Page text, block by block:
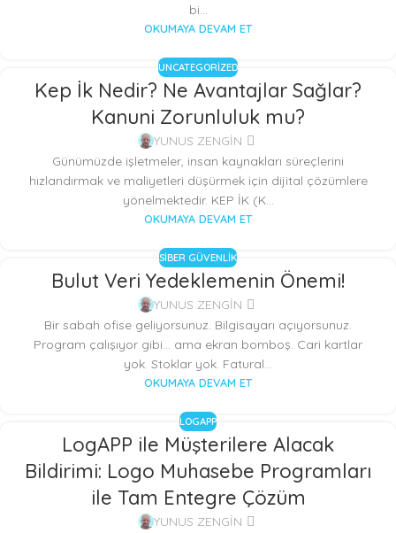
bi...
OKUMAYA DEVAM ET
UNCATEGORIZED
Kep İk Nedir? Ne Avantajlar Sağlar?
Kanuni Zorunluluk mu?
YUNUS ZENGİN
Günümüzde işletmeler, insan kaynakları süreçlerini
hızlandırmak ve maliyetleri düşürmek için dijital çözümlere
yönelmektedir. KEP İK (K...
OKUMAYA DEVAM ET
SIBER GÜVENLIK
Bulut Veri Yedeklemenin Önemi!
YUNUS ZENGİN
Bir sabah ofise geliyorsunuz. Bilgisayarı açıyorsunuz.
Program çalışıyor gibi… ama ekran bomboş. Cari kartlar
yok. Stoklar yok. Fatural...
OKUMAYA DEVAM ET
LOGAPP
LogAPP ile Müşterilere Alacak
Bildirimi: Logo Muhasebe Programları
ile Tam Entegre Çözüm
YUNUS ZENGİN